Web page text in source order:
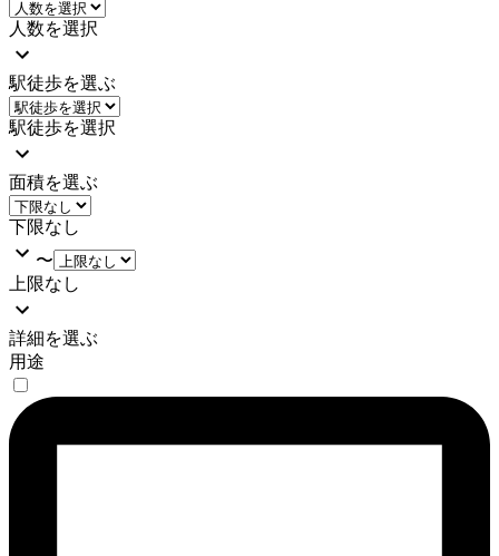
人数を選択
駅徒歩を選ぶ
駅徒歩を選択
面積を選ぶ
下限なし
〜
上限なし
詳細を選ぶ
用途